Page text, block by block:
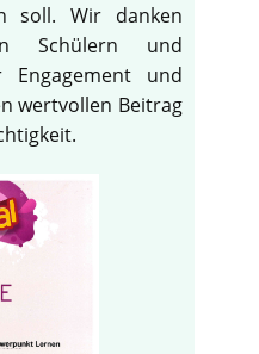
soll. Wir danken
Schülern und
und
wertvollen Beitrag